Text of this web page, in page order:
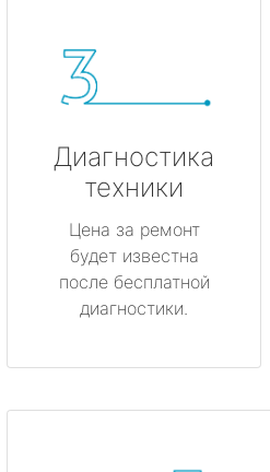
Диагностика
техники
Цена за ремонт
будет известна
после бесплатной
диагностики.